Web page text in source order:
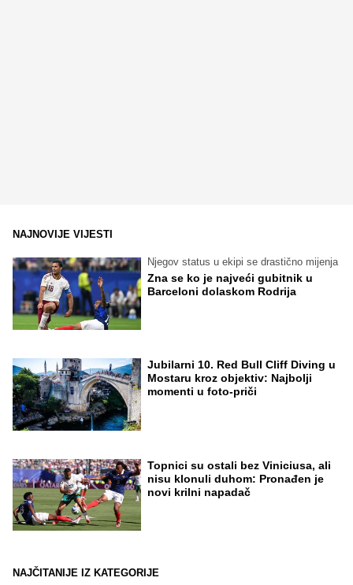
NAJNOVIJE VIJESTI
Njegov status u ekipi se drastično mijenja
Zna se ko je najveći gubitnik u
Barceloni dolaskom Rodrija
Jubilarni 10. Red Bull Cliff Diving u
Mostaru kroz objektiv: Najbolji
momenti u foto-priči
Topnici su ostali bez Viniciusa, ali
nisu klonuli duhom: Pronađen je
novi krilni napadač
NAJČITANIJE IZ KATEGORIJE